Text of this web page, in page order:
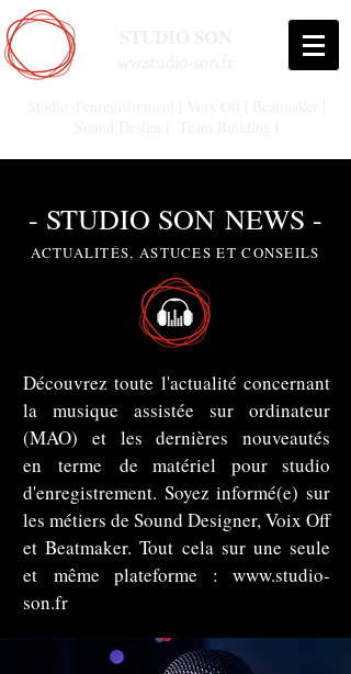
- STUDIO SON NEWS -
ACTUALITÉS, ASTUCES ET CONSEILS
Découvrez toute l'actualité concernant
la musique assistée sur ordinateur
(MAO) et les dernières nouveautés
en terme de matériel pour studio
d'enregistrement. Soyez informé(e) sur
les métiers de Sound Designer, Voix Off
et Beatmaker. Tout cela sur une seule
et même plateforme : www.studio-
son.fr